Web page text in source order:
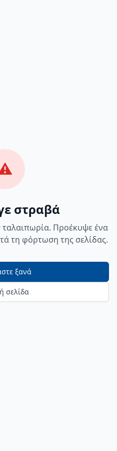
στραβά
Προέκυψε ένα
τη φόρτωση της σελίδας.
ξανά
σελίδα